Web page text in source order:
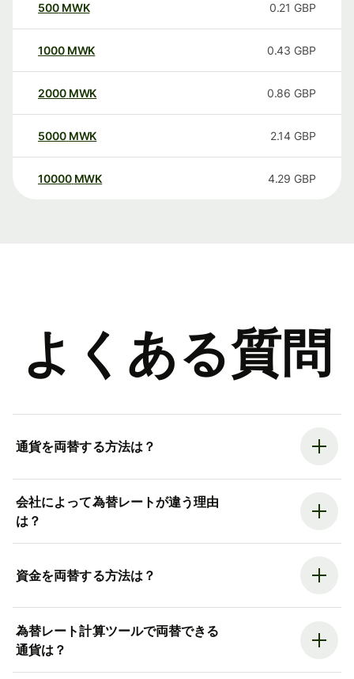
500 MWK 0.21 GBP
1000 MWK 0.43 GBP
2000 MWK 0.86 GBP
5000 MWK 2.14 GBP
10000 MWK 4.29 GBP
よくある質問
通貨を両替する方法は？
会社によって為替レートが違う理由
は？
資金を両替する方法は？
為替レート計算ツールで両替できる
通貨は？